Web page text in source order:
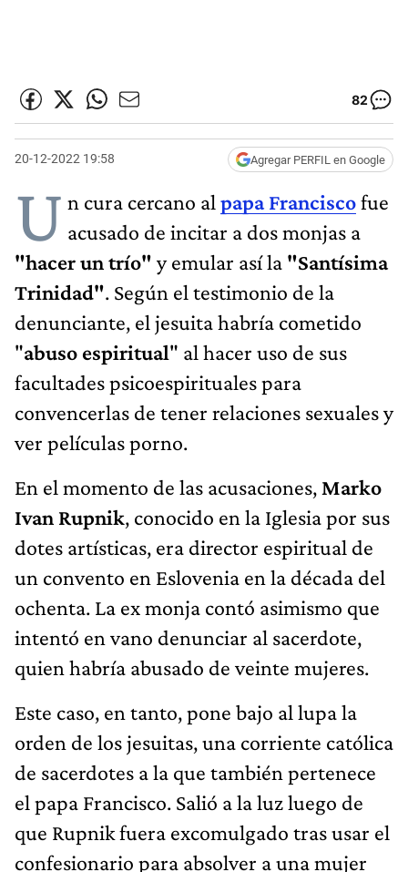
82
20-12-2022 19:58 Agregar PERFIL en Google
U n cura cercano al papa Franciscofue
acusado de incitar a dos monjas a
"hacer un trío" y emular así la "Santísima
Trinidad". Según el testimonio de la
denunciante, el jesuita habría cometido
"abuso espiritual" al hacer uso de sus
facultades psicoespirituales para
convencerlas de tener relaciones sexuales y
ver películas porno.
En el momento de las acusaciones, Marko
Ivan Rupnik, conocido en la Iglesia por sus
dotes artísticas, era director espiritual de
un convento en Eslovenia en la década del
ochenta. La ex monja contó asimismo que
intentó en vano denunciar al sacerdote,
quien habría abusado de veinte mujeres.
Este caso, en tanto, pone bajo al lupa la
orden de los jesuitas, una corriente católica
de sacerdotes a la que también pertenece
el papa Francisco. Salió a la luz luego de
que Rupnik fuera excomulgado tras usar el
confesionario para absolver a una mujer